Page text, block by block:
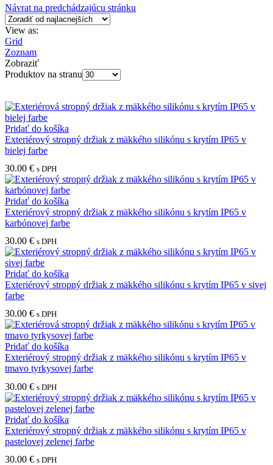
Návrat na predchádzajúcu stránku
View as:
Grid
Zoznam
Zobraziť
Produktov na stranu
Pridať do košíka
Exteriérový stropný držiak z mäkkého silikónu s krytím IP65 v
bielej farbe
30.00 € s DPH
Pridať do košíka
Exteriérový stropný držiak z mäkkého silikónu s krytím IP65 v
karbónovej farbe
30.00 € s DPH
Pridať do košíka
Exteriérový stropný držiak z mäkkého silikónu s krytím IP65 v sivej
farbe
30.00 € s DPH
Pridať do košíka
Exteriérový stropný držiak z mäkkého silikónu s krytím IP65 v
tmavo tyrkysovej farbe
30.00 € s DPH
Pridať do košíka
Exteriérový stropný držiak z mäkkého silikónu s krytím IP65 v
pastelovej zelenej farbe
30.00 € s DPH